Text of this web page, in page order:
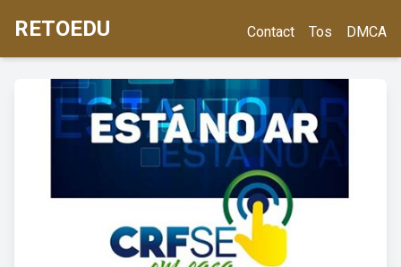
RETOEDU Contact Tos DMCA